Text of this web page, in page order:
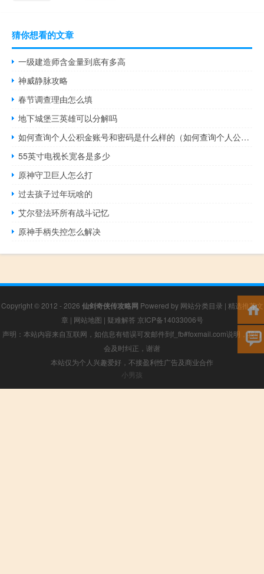
猜你想看的文章
一级建造师含金量到底有多高
神威静脉攻略
春节调查理由怎么填
地下城堡三英雄可以分解吗
如何查询个人公积金账号和密码是什么样的（如何查询个人公积金账号）
55英寸电视长宽各是多少
原神守卫巨人怎么打
过去孩子过年玩啥的
艾尔登法环所有战斗记忆
原神手柄失控怎么解决
Copyright © 2012 - 2026 仙剑奇侠传攻略网 Powered by 网站分类目录 | 精选推荐文
章 | 网站地图 | 疑难解答 京ICP备14033006号
声明：本站内容来自互联网，如信息有错误可发邮件到f_fb#foxmail.com说明，我们
会及时纠正，谢谢
本站仅为个人兴趣爱好，不接盈利性广告及商业合作
小男孩